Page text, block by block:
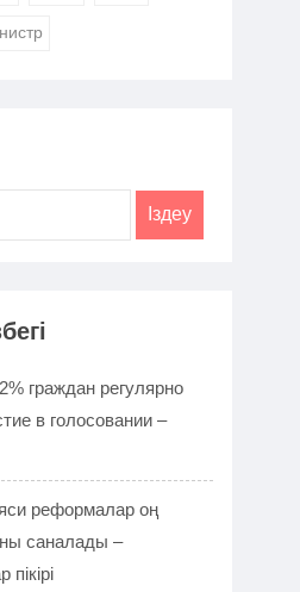
граждан регулярно
в голосовании –
реформалар оң
саналады –